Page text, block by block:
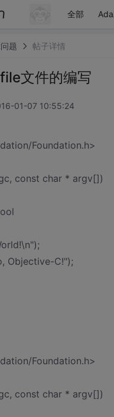
全部
题 帖子详情
文件的编写
01-07 10:55:24
Foundation.h>
const char * argv[])
Objective-C!");
Foundation.h>
const char * argv[])